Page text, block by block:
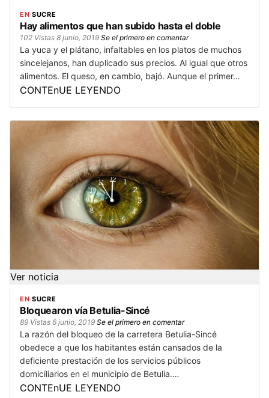
EN SUCRE
Hay alimentos que han subido hasta el doble
102 Vistas 8 junio, 2019 Se el primero en comentar
La yuca y el plátano, infaltables en los platos de muchos
sincelejanos, han duplicado sus precios. Al igual que otros
alimentos. El queso, en cambio, bajó. Aunque el primer…
CONTEnUE LEYENDO
Ver noticia
EN SUCRE
Bloquearon vía Betulia-Sincé
89 Vistas 6 junio, 2019 Se el primero en comentar
La razón del bloqueo de la carretera Betulia-Sincé
obedece a que los habitantes están cansados de la
deficiente prestación de los servicios públicos
domiciliarios en el municipio de Betulia.…
CONTEnUE LEYENDO